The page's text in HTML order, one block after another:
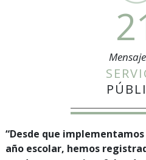
“Desde que
año escolar, hemos